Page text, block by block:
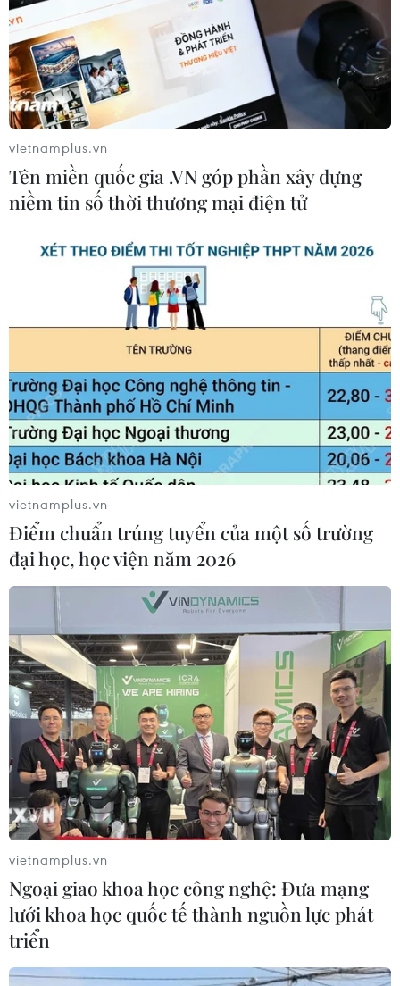
vietnamplus.vn
Tên miền quốc gia .VN góp phần xây dựng
niềm tin số thời thương mại điện tử
vietnamplus.vn
Điểm chuẩn trúng tuyển của một số trường
đại học, học viện năm 2026
vietnamplus.vn
Ngoại giao khoa học công nghệ: Đưa mạng
lưới khoa học quốc tế thành nguồn lực phát
triển